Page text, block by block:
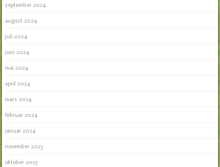
september 2024
august 2024
juli 2024
juni 2024
mai 2024
april 2024
mars 2024
februar 2024
januar 2024
november 2023
oktober 2023